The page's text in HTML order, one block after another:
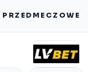
PRZEDMECZOWE